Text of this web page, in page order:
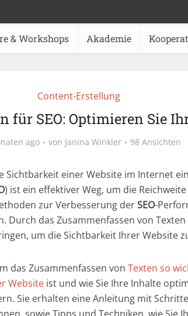
& Workshops Akademie
Content-Erstellung
für SEO: Optimieren Sie
ago von Janina Winkler 98 Ansichten
Sichtbarkeit einer Website im Internet
) ist ein effektiver Weg, um die
zur Verbesserung derSEO-
Durch das Zusammenfassen von
um die Sichtbarkeit Ihrer Website
das Zusammenfassen von Texten so
Website ist und wie Sie Ihre Inhalte
Sie erhalten eine Anleitung mit